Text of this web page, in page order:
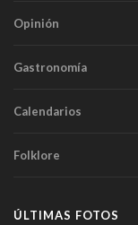
Opinión
Gastronomía
Calendarios
Folklore
ÚLTIMAS FOTOS